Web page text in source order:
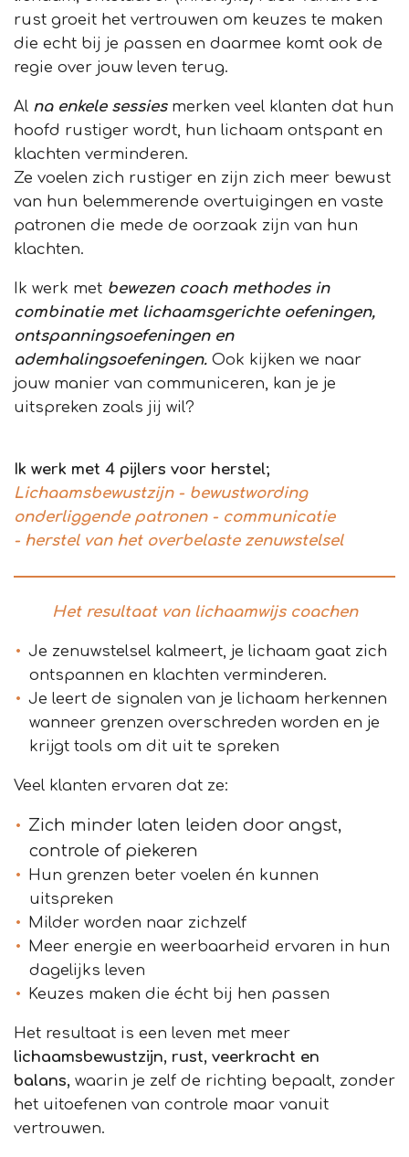
rust groeit het vertrouwen om keuzes te maken
die echt bij je passen en daarmee komt ook de
regie over jouw leven terug.
Al na enkele sessies merken veel klanten dat hun
hoofd rustiger wordt, hun lichaam ontspant en
klachten verminderen.
Ze voelen zich rustiger en zijn zich meer bewust
van hun belemmerende overtuigingen en vaste
patronen die mede de oorzaak zijn van hun
klachten.
Ik werk met bewezen coach methodes in
combinatie met lichaamsgerichte oefeningen,
ontspanningsoefeningen en
ademhalingsoefeningen. Ook kijken we naar
jouw manier van communiceren, kan je je
uitspreken zoals jij wil?
Ik werk met 4 pijlers voor herstel;
Lichaamsbewustzijn - bewustwording
onderliggende patronen - communicatie
- herstel van het overbelaste zenuwstelsel
Het resultaat van lichaamwijs coachen
Je zenuwstelsel kalmeert, je lichaam gaat zich
ontspannen en klachten verminderen.
Je leert de signalen van je lichaam herkennen
wanneer grenzen overschreden worden en je
krijgt tools om dit uit te spreken
Veel klanten ervaren dat ze:
Zich minder laten leiden door angst,
controle of piekeren
Hun grenzen beter voelen én kunnen
uitspreken
Milder worden naar zichzelf
Meer energie en weerbaarheid ervaren in hun
dagelijks leven
Keuzes maken die écht bij hen passen
Het resultaat is een leven met meer
lichaamsbewustzijn, rust, veerkracht en
balans, waarin je zelf de richting bepaalt, zonder
het uitoefenen van controle maar vanuit
vertrouwen.